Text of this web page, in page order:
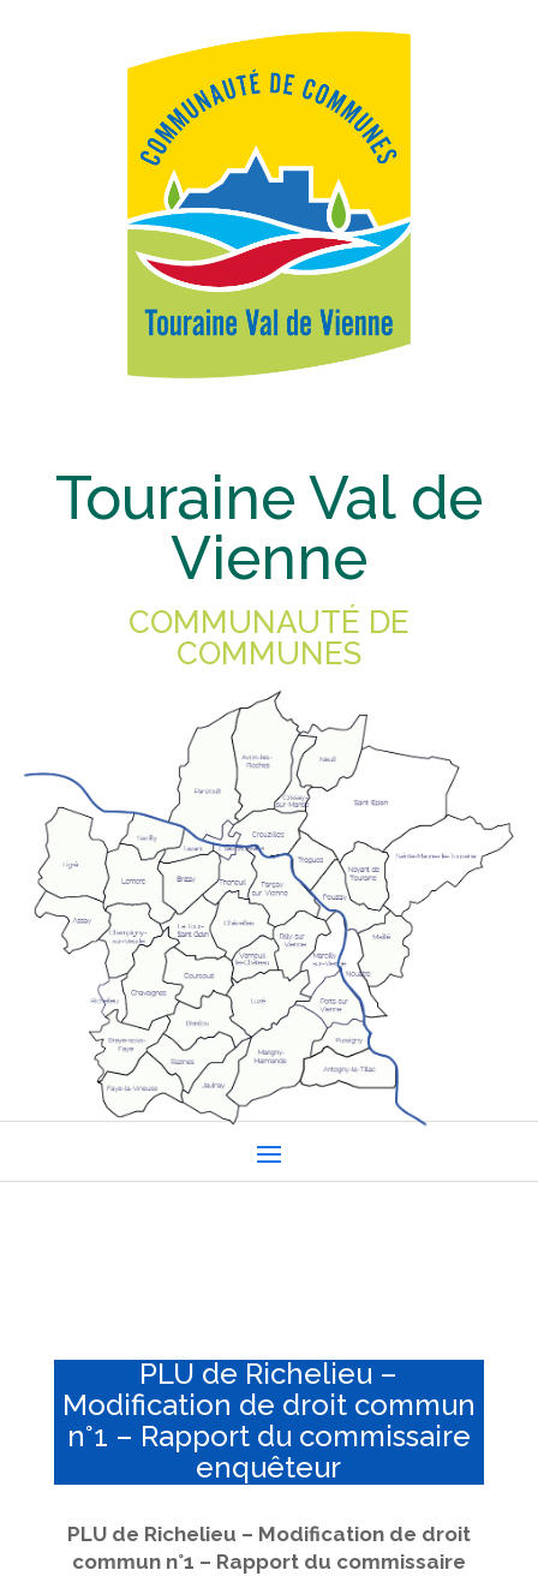
Touraine Val de
Vienne
COMMUNAUTÉ DE
COMMUNES
PLU de Richelieu –
Modification de droit commun
n°1 – Rapport du commissaire
enquêteur
PLU de Richelieu – Modification de droit
commun n°1 – Rapport du commissaire